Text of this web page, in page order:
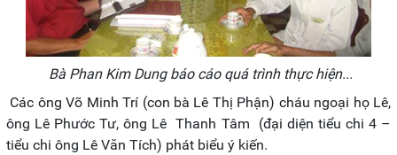
Bà Phan Kim Dung báo cáo quá trình thực hiện...
Các ông Võ Minh Trí (con bà Lê Thị Phận) cháu ngoại họ Lê,
ông Lê Phước Tư, ông Lê Thanh Tâm (đại diện tiểu chi 4 –
tiểu chi ông Lê Văn Tích) phát biểu ý kiến.